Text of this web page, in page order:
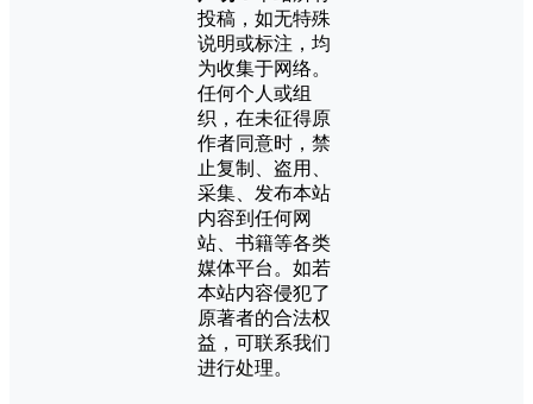
投稿，如无特殊
说明或标注，均
为收集于网络。
任何个人或组
织，在未征得原
作者同意时，禁
止复制、盗用、
采集、发布本站
内容到任何网
站、书籍等各类
媒体平台。如若
本站内容侵犯了
原著者的合法权
益，可联系我们
进行处理。